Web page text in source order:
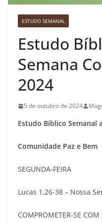
ESTUDO SEMANAL
Estudo
Semana
2024
5 de outubro de 2024
Estudo Bíblico Semanal
Comunidade Paz e Bem
SEGUNDA-FEIRA
Lucas 1,26-38 – Nossa
COMPROMETER-SE